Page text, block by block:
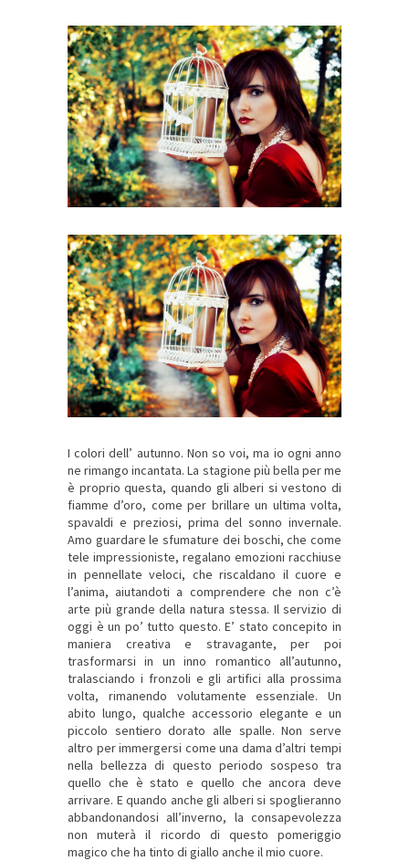
I colori dell’ autunno. Non so voi, ma io ogni anno
ne rimango incantata. La stagione più bella per me
è proprio questa, quando gli alberi si vestono di
fiamme d’oro, come per brillare un ultima volta,
spavaldi e preziosi, prima del sonno invernale.
Amo guardare le sfumature dei boschi, che come
tele impressioniste, regalano emozioni racchiuse
in pennellate veloci, che riscaldano il cuore e
l’anima, aiutandoti a comprendere che non c’è
arte più grande della natura stessa. Il servizio di
oggi è un po’ tutto questo. E’ stato concepito in
maniera creativa e stravagante, per poi
trasformarsi in un inno romantico all’autunno,
tralasciando i fronzoli e gli artifici alla prossima
volta, rimanendo volutamente essenziale. Un
abito lungo, qualche accessorio elegante e un
piccolo sentiero dorato alle spalle. Non serve
altro per immergersi come una dama d’altri tempi
nella bellezza di questo periodo sospeso tra
quello che è stato e quello che ancora deve
arrivare. E quando anche gli alberi si spoglieranno
abbandonandosi all’inverno, la consapevolezza
non muterà il ricordo di questo pomeriggio
magico che ha tinto di giallo anche il mio cuore.